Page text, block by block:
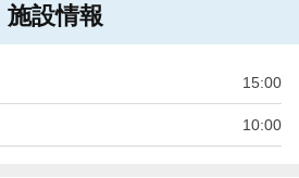
施設情報
15:00
10:00